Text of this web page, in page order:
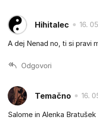
Hihitalec 16.
A dej Nenad no, ti si pravi
Odgovori
Temačno 16.
Salome in Alenka